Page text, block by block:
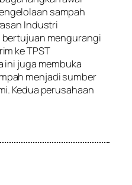
sampah
Industri
bertujuan mengurangi
ke TPST
ini juga membuka
menjadi sumber
Kedua perusahaan